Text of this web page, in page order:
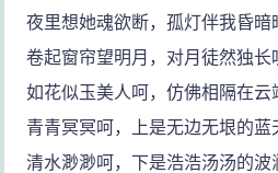
夜里想她魂欲断，孤灯伴我昏暗
卷起窗帘望明月，对月徒然独长
如花似玉美人呵，仿佛相隔在云
青青冥冥呵，上是无边无垠的蓝
清水渺渺呵，下是浩浩汤汤的波